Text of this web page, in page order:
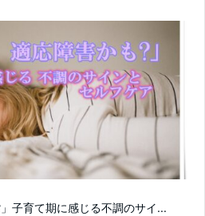
子育て期に感じる不調のサイ...